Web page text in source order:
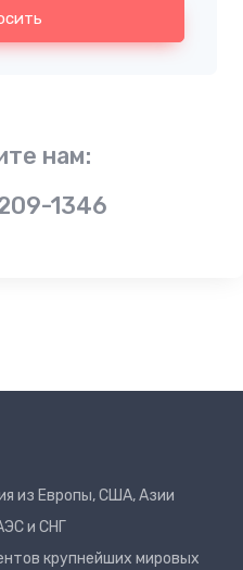
нам:
1346
из Европы, США, Азии
и СНГ
крупнейших мировых